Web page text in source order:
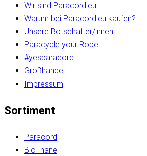
Wir sind Paracord.eu
Warum bei Paracord.eu kaufen?
Unsere Botschafter/innen
Paracycle your Rope
#yesparacord
Großhandel
Impressum
Sortiment
Paracord
BioThane